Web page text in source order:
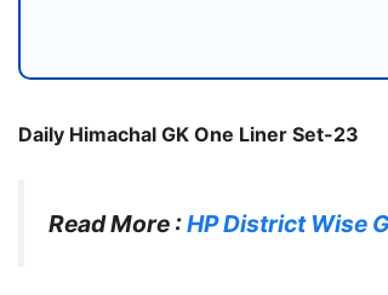
Daily Himachal GK One Liner Set-23
Read More :HP District Wise